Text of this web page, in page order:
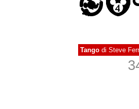
Tango di Steve